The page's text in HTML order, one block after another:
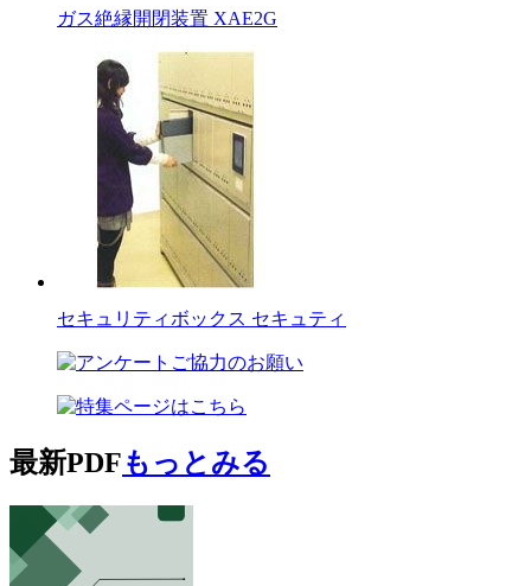
ガス絶縁開閉装置 XAE2G
セキュリティボックス セキュティ
最新PDFもっとみる